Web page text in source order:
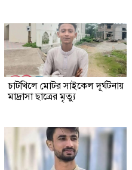
চাটখিলে মোটর সাইকেল দূর্ঘটনায়
মাদ্রাসা ছাত্রের মৃত্যু